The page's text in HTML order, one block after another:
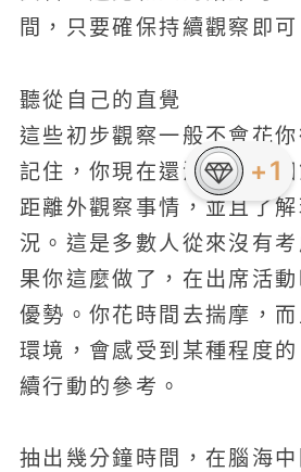
間，只要確保持續觀察即可
聽從自己的直覺
這些初步觀察一般不會花
記住，你現在還沒深入到
距離外觀察事情，並且了
況。這是多數人從來沒有
果你這麼做了，在出席活
優勢。你花時間去揣摩，
環境，會感受到某種程度
續行動的參考。
抽出幾分鐘時間，在腦海
+1